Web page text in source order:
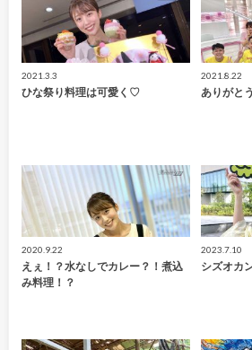
2021.3.3
ひな祭り料理は可愛く♡
2021.8.22
ありがと
2020.9.22
えぇ！？水なしでカレー？！煮込
み料理！？
2023.7.10
シズオカ